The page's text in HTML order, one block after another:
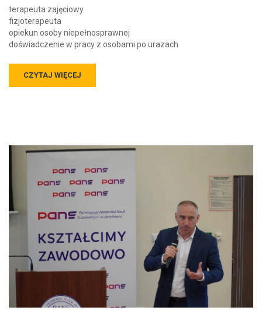
terapeuta zajęciowy
fizjoterapeuta
opiekun osoby niepełnosprawnej
doświadczenie w pracy z osobami po urazach
CZYTAJ WIĘCEJ